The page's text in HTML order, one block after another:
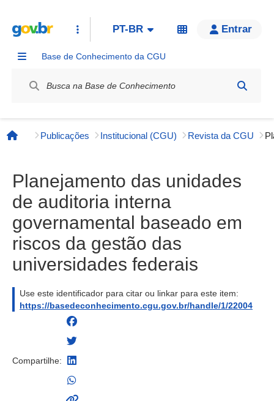
PT-BR Entrar
Base de Conhecimento da CGU
Página inicial
Publicações Institucional (CGU) Revista da CGU
Planejamento das unidades
de auditoria interna
governamental baseado em
riscos da gestão das
universidades federais
Use este identificador para citar ou linkar para este item:
https://basedeconhecimento.cgu.gov.br/handle/1/22004
Compartilhe: